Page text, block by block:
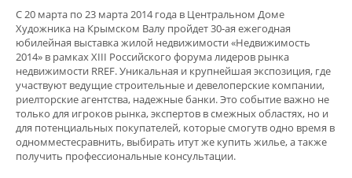
C 20 марта по 23 марта 2014 года в Центральном Доме
Художника на Крымском Валу пройдет 30-ая ежегодная
юбилейная выставка жилой недвижимости «Недвижимость
2014» в рамках XIII Российского форума лидеров рынка
недвижимости RREF. Уникальная и крупнейшая экспозиция, где
участвуют ведущие строительные и девелоперские компании,
риелторские агентства, надежные банки. Это событие важно не
только для игроков рынка, экспертов в смежных областях, но и
для потенциальных покупателей, которые смогутв одно время в
одномместесравнить, выбирать итут же купить жилье, а также
получить профессиональные консультации.